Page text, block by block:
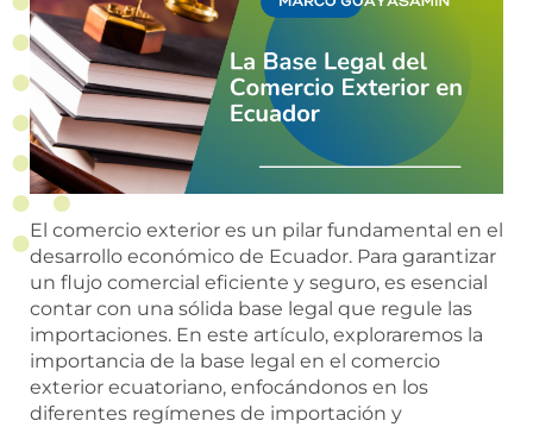
El comercio exterior es un pilar fundamental en el
desarrollo económico de Ecuador. Para garantizar
un flujo comercial eficiente y seguro, es esencial
contar con una sólida base legal que regule las
importaciones. En este artículo, exploraremos la
importancia de la base legal en el comercio
exterior ecuatoriano, enfocándonos en los
diferentes regímenes de importación y